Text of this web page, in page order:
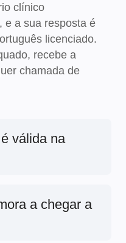
clínico
e a sua resposta é
licenciado.
recebe a
chamada de
válida na
a chegar a